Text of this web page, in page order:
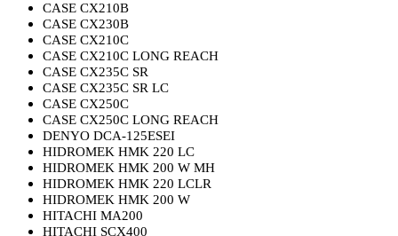
CASE CX210B
CASE CX230B
CASE CX210C
CASE CX210C LONG REACH
CASE CX235C SR
CASE CX235C SR LC
CASE CX250C
CASE CX250C LONG REACH
DENYO DCA-125ESEI
HIDROMEK HMK 220 LC
HIDROMEK HMK 200 W MH
HIDROMEK HMK 220 LCLR
HIDROMEK HMK 200 W
HITACHI MA200
HITACHI SCX400